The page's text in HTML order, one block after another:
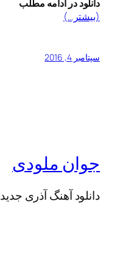
دانلود در ادامه مطلب
(بیشتر…)
سپتامبر 4, 2016
جوان ملودی
دانلود آهنگ آذری جدید